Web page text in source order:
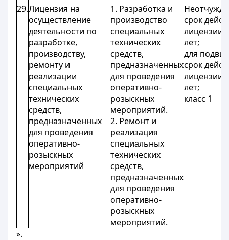
29.Лицензия на
осуществление
деятельности по
разработке,
производству,
ремонту и
реализации
специальных
технических
средств,
предназначенных
для проведения
оперативно-
розыскных
мероприятий
1. Разработка и
производство
специальных
технических
средств,
предназначенных
для проведения
оперативно-
розыскных
мероприятий.
2. Ремонт и
реализация
специальных
технических
средств,
предназначенных
для проведения
оперативно-
розыскных
мероприятий.
срок
лицензии -
лет;
для
срок
лицензии -
лет;
класс 1
».